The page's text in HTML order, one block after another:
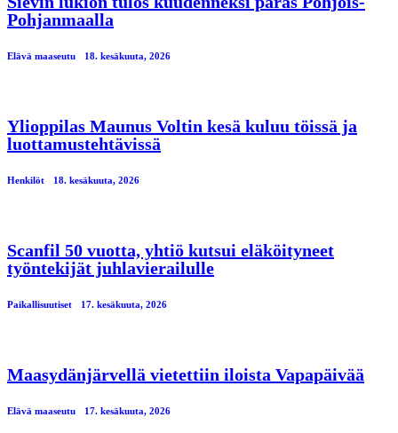
Pohjanmaalla
Elävä maaseutu 18. kesäkuuta, 2026
Ylioppilas Maunus Voltin kesä kuluu töissä ja
luottamustehtävissä
Henkilöt 18. kesäkuuta, 2026
Scanfil 50 vuotta, yhtiö kutsui eläköityneet
työntekijät juhlavierailulle
Paikallisuutiset 17. kesäkuuta, 2026
Maasydänjärvellä vietettiin iloista Vapapäivää
Elävä maaseutu 17. kesäkuuta, 2026